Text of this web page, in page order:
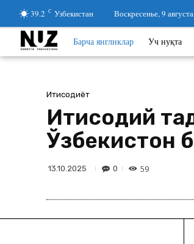
39.2 C Узбекистан Воскресенье, 9
Барча янгликлар Уч нуқта
Иқтисодиёт
Иқтисодий
Ўзбекистон
13.10.2025 0 59